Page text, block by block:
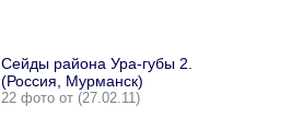
Cейды района Ура-губы 2.
(Россия, Мурманск)
22 фото от (27.02.11)